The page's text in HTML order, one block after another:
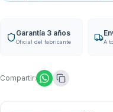
Garantía 3 años
Oficial del fabricante A
Compartir: